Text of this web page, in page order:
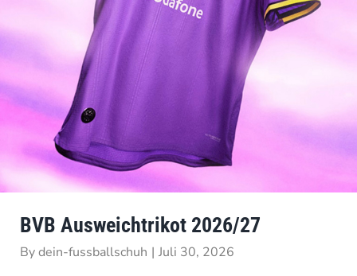
BVB Ausweichtrikot 2026/27
Bydein-fussballschuh | Juli 30, 2026